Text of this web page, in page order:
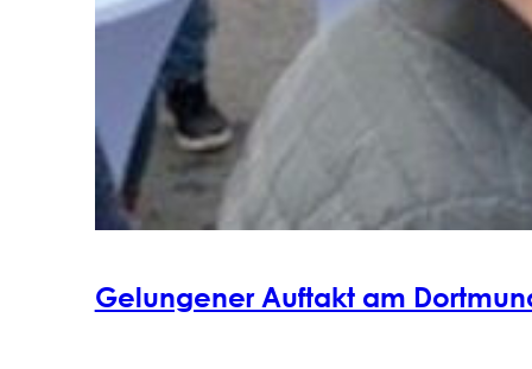
Gelungener Auftakt am